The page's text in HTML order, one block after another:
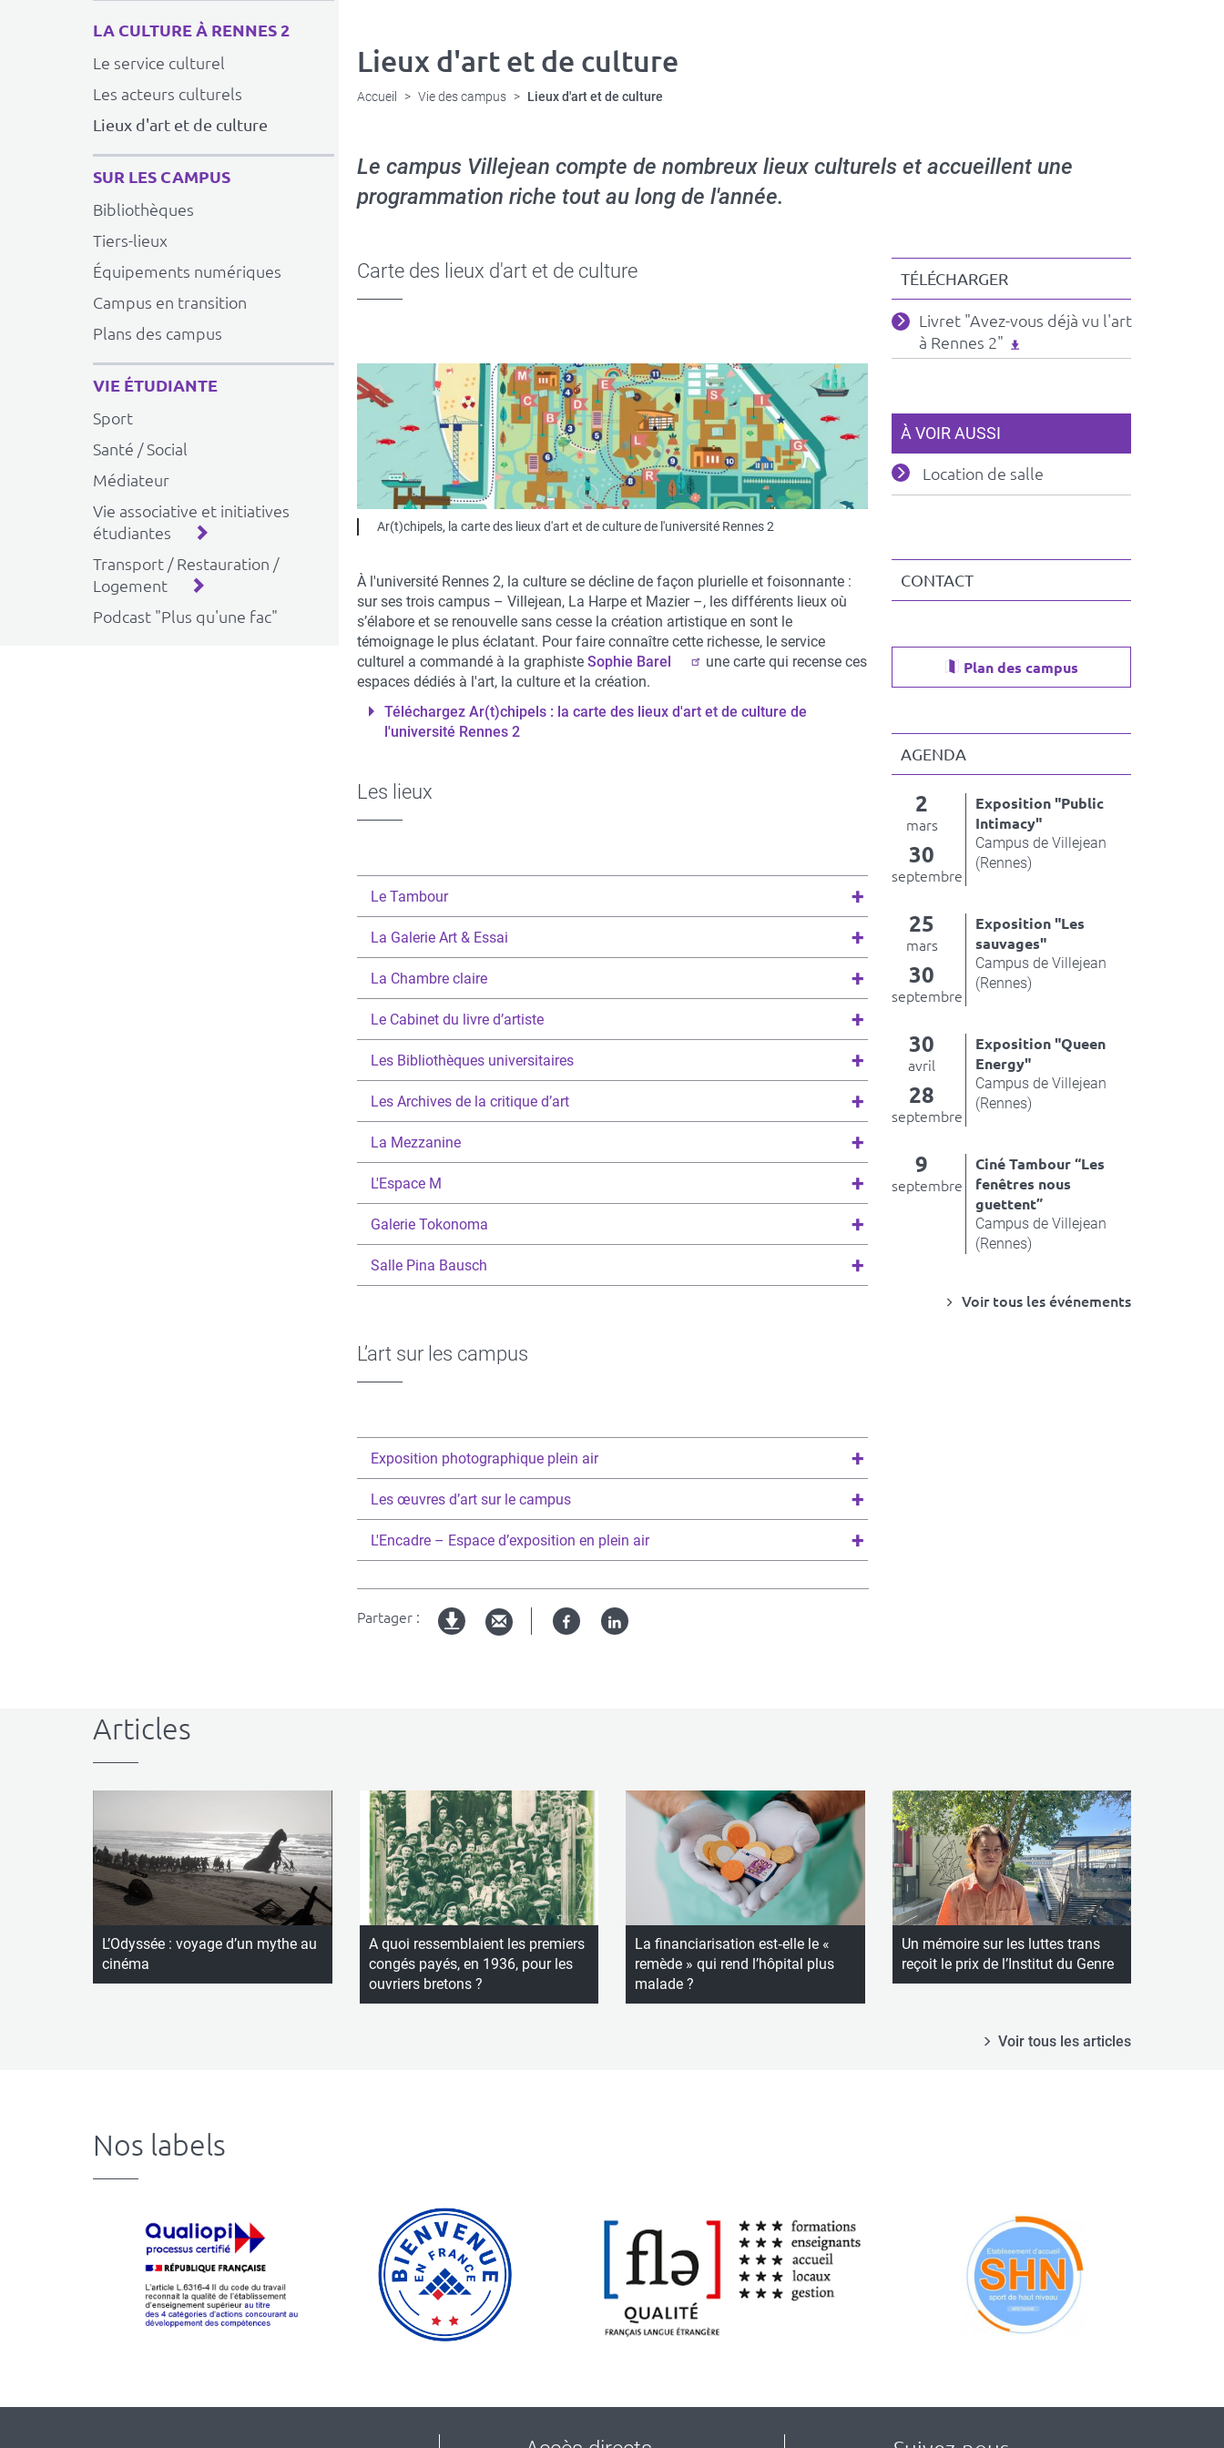
LA CULTURE À RENNES 2
Le service culturel
Les acteurs culturels
Lieux d'art et de culture
SUR LES CAMPUS
Bibliothèques
Tiers-lieux
Équipements numériques
Campus en transition
Plans des campus
VIE ÉTUDIANTE
Sport
Santé / Social
Médiateur
Vie associative et initiatives
étudiantes
Transport / Restauration /
Logement
Podcast "Plus qu'une fac"
Lieux d'art et de culture
Accueil Vie des campus Lieux d'art et de culture
Le campus Villejean compte de nombreux lieux culturels et accueillent une
programmation riche tout au long de l'année.
Carte des lieux d'art et de culture
Ar(t)chipels, la carte des lieux d'art et de culture de l'université Rennes 2
À l'université Rennes 2, la culture se décline de façon plurielle et foisonnante :
sur ses trois campus – Villejean, La Harpe et Mazier –, les différents lieux où
s’élabore et se renouvelle sans cesse la création artistique en sont le
témoignage le plus éclatant. Pour faire connaître cette richesse, le service
culturel a commandé à la graphiste Sophie Barel
une carte qui recense ces
espaces dédiés à l'art, la culture et la création.
Téléchargez Ar(t)chipels : la carte des lieux d'art et de culture de
l'université Rennes 2
Les lieux
Le Tambour
La Galerie Art & Essai
La Chambre claire
Le Cabinet du livre d’artiste
Les Bibliothèques universitaires
Les Archives de la critique d’art
La Mezzanine
L'Espace M
Galerie Tokonoma
Salle Pina Bausch
L’art sur les campus
Exposition photographique plein air
Les œuvres d’art sur le campus
L'Encadre – Espace d’exposition en plein air
Partager : FacebookLinked
TÉLÉCHARGER
Fichiers
associés
Livret "Avez-vous déjà vu l'art
à Rennes 2"
À VOIR AUSSI
Location de salle
CONTACT
Plan des campus
AGENDA
2
mars
30
septembre
Exposition "Public
Intimacy"
Campus de Villejean
(Rennes)
25
mars
30
septembre
Exposition "Les
sauvages"
Campus de Villejean
(Rennes)
30
avril
28
septembre
Exposition "Queen
Energy"
Campus de Villejean
(Rennes)
9
septembre
Ciné Tambour “Les
fenêtres nous
guettent”
Campus de Villejean
(Rennes)
Voir tous les événements
Articles
L’Odyssée : voyage d’un mythe au
cinéma
A quoi ressemblaient les premiers
congés payés, en 1936, pour les
ouvriers bretons ?
La financiarisation est‑elle le «
remède » qui rend l’hôpital plus
malade ?
Un mémoire sur les luttes trans
reçoit le prix de l’Institut du Genre
Voir tous les articles
Nos labels